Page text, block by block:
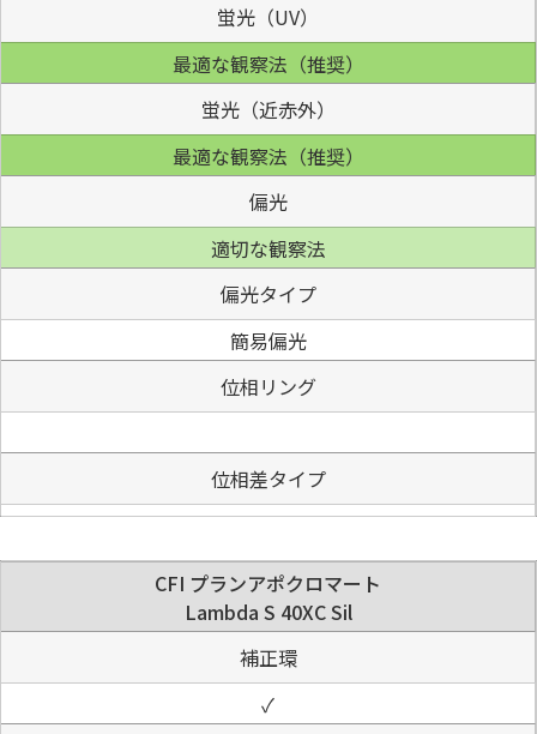
蛍光（UV）
最適な観察法（推奨）
蛍光（近赤外）
最適な観察法（推奨）
偏光
適切な観察法
偏光タイプ
簡易偏光
位相リング
位相差タイプ
CFI プランアポクロマート
Lambda S 40XC Sil
補正環
✓